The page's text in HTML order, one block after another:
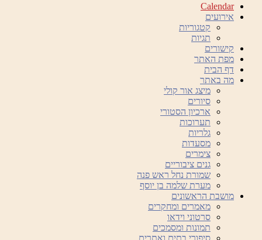
Calendar
אירועים
קטגוריות
תגיות
קישורים
מפת האתר
דף הבית
מה באתר
מיצג אור קולי
סיורים
ארכיון הסטורי
תערוכות
גלריות
מסעדות
צימרים
גנים ציבוריים
שמורת נחל ראש פנה
מערת שלמה בן יוסף
מושבת הראשונים
מאמרים ומחקרים
סרטוני וידאו
תמונות ומסמכים
סיפורי בתים ואתרים